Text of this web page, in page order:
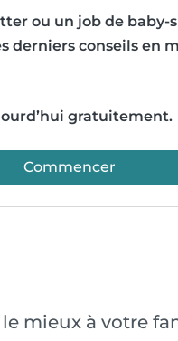
ou un job de baby-
derniers conseils en
gratuitement.
Commencer
mieux à votre